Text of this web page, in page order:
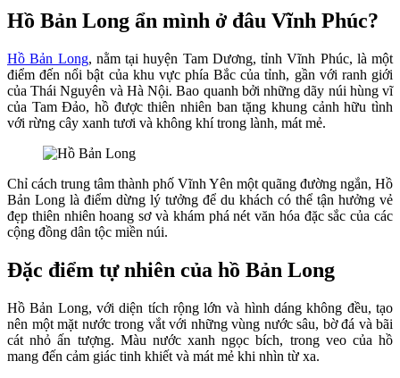
Hồ Bản Long ẩn mình ở đâu Vĩnh Phúc?
Hồ Bản Long, nằm tại huyện Tam Dương, tỉnh Vĩnh Phúc, là một
điểm đến nổi bật của khu vực phía Bắc của tỉnh, gần với ranh giới
của Thái Nguyên và Hà Nội. Bao quanh bởi những dãy núi hùng vĩ
của Tam Đảo, hồ được thiên nhiên ban tặng khung cảnh hữu tình
với rừng cây xanh tươi và không khí trong lành, mát mẻ.
Chỉ cách trung tâm thành phố Vĩnh Yên một quãng đường ngắn, Hồ
Bản Long là điểm dừng lý tưởng để du khách có thể tận hưởng vẻ
đẹp thiên nhiên hoang sơ và khám phá nét văn hóa đặc sắc của các
cộng đồng dân tộc miền núi.
Đặc điểm tự nhiên của hồ Bản Long
Hồ Bản Long, với diện tích rộng lớn và hình dáng không đều, tạo
nên một mặt nước trong vắt với những vùng nước sâu, bờ đá và bãi
cát nhỏ ấn tượng. Màu nước xanh ngọc bích, trong veo của hồ
mang đến cảm giác tinh khiết và mát mẻ khi nhìn từ xa.